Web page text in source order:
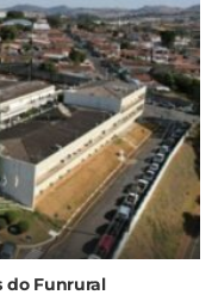
do Funrural